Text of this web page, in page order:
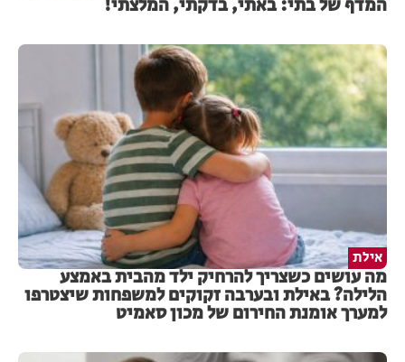
המדף של בתי: באתי, בדקתי, המלצתי!
אילת
מה עושים כשצריך להרחיק ילד מהבית באמצע
הלילה? באילת ובערבה זקוקים למשפחות שיצטרפו
למערך אומנת החירום של מכון סאמיט